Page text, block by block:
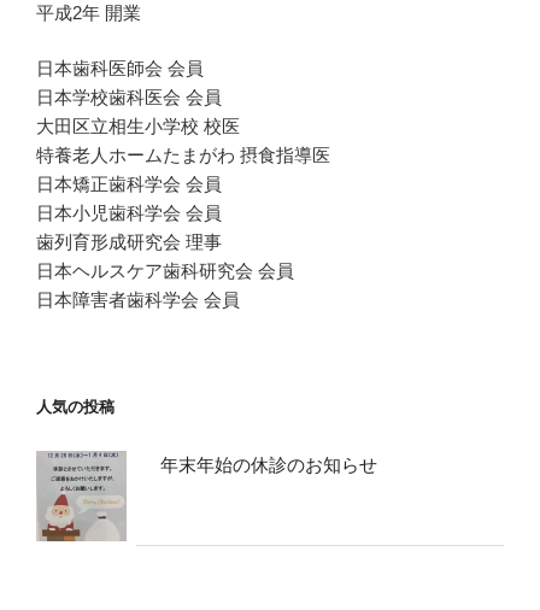
平成2年 開業
日本歯科医師会 会員
日本学校歯科医会 会員
大田区立相生小学校 校医
特養老人ホームたまがわ 摂食指導医
日本矯正歯科学会 会員
日本小児歯科学会 会員
歯列育形成研究会 理事
日本ヘルスケア歯科研究会 会員
日本障害者歯科学会 会員
人気の投稿
年末年始の休診のお知らせ